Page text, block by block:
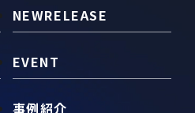
NEWRELEASE
EVENT
事例紹介